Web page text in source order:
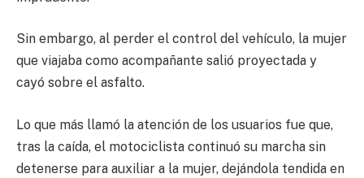
Sin embargo, al perder el control del vehículo, la mujer
que viajaba como acompañante salió proyectada y
cayó sobre el asfalto.
Lo que más llamó la atención de los usuarios fue que,
tras la caída, el motociclista continuó su marcha sin
detenerse para auxiliar a la mujer, dejándola tendida en